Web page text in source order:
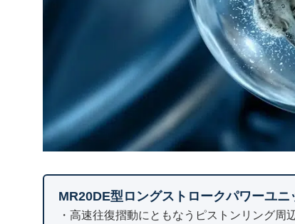
MR20DE型ロングストロークパワーユ
・高速往復摺動にともなうピストンリング周